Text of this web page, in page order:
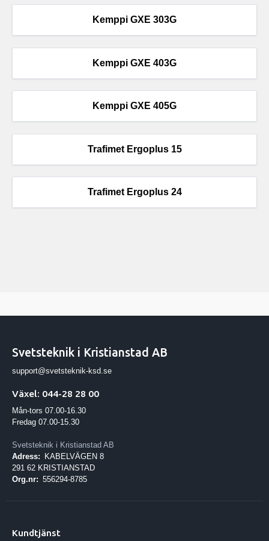
Kemppi GXE 303G
Kemppi GXE 403G
Kemppi GXE 405G
Trafimet Ergoplus 15
Trafimet Ergoplus 24
Svetsteknik i Kristianstad AB
support@svetsteknik-ksd.se
Växel: 044-28 28 00
Mån-tors 07.00-16.30
Fredag 07.00-15.30
Svetsteknik i Kristianstad AB
Adress:
KABELVÄGEN 8
291 62 KRISTIANSTAD
Org.nr: 556294-8785
Kundtjänst